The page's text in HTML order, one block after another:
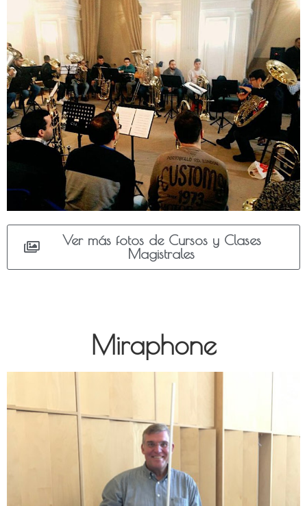
Ver más fotos de Cursos y Clases
Magistrales
Miraphone